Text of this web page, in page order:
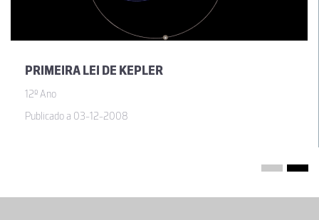
PRIMEIRA LEI DE KEPLER
12º Ano
Publicado a 03-12-2008